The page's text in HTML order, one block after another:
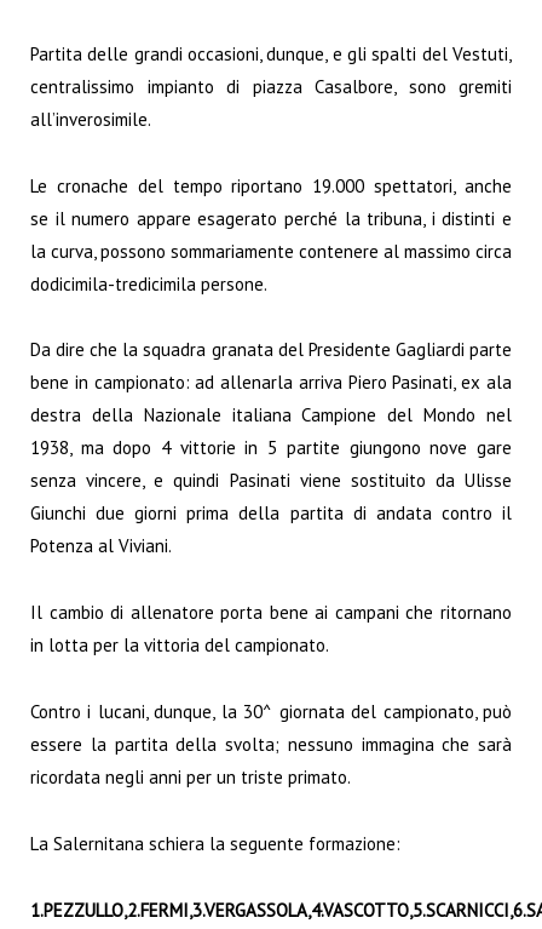
Partita delle grandi occasioni, dunque, e gli spalti del Vestuti,
centralissimo impianto di piazza Casalbore, sono gremiti
all’inverosimile.
Le cronache del tempo riportano 19.000 spettatori, anche
se il numero appare esagerato perché la tribuna, i distinti e
la curva, possono sommariamente contenere al massimo circa
dodicimila-tredicimila persone.
Da dire che la squadra granata del Presidente Gagliardi parte
bene in campionato: ad allenarla arriva Piero Pasinati, ex ala
destra della Nazionale italianaCampione del Mondo nel
1938, ma dopo 4 vittorie in 5 partite giungono nove gare
senza vincere, e quindi Pasinati viene sostituito da Ulisse
Giunchi due giorni prima della partita di andata contro il
Potenza al Viviani.
Il cambio di allenatore porta bene ai campani che ritornano
in lotta per la vittoria del campionato.
Contro i lucani, dunque, la 30^ giornata del campionato, può
essere la partita della svolta; nessuno immagina che sarà
ricordata negli anni per un triste primato.
La Salernitana schiera la seguente formazione: